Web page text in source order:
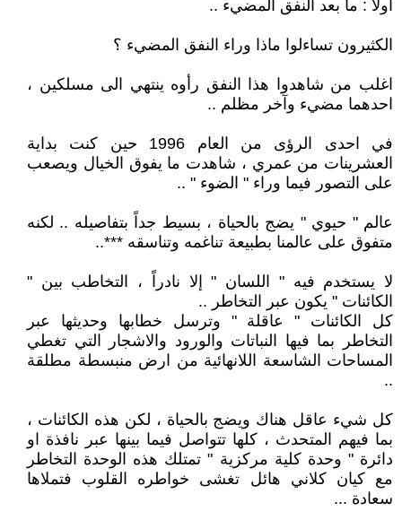
اولا : ما بعد النفق المضيء ..
الكثيرون تساءلوا ماذا وراء النفق المضيء ؟
اغلب من شاهدوا هذا النفق رأوه ينتهي الى مسلكين ،
احدهما مضيء وآخر مظلم ..
في احدى الرؤى من العام 1996 حين كنت بداية
العشرينات من عمري ، شاهدت ما يفوق الخيال ويصعب
على التصور فيما وراء " الضوء " ..
عالم " حيوي " يضج بالحياة ، بسيط جداً بتفاصيله .. لكنه
متفوق على عالمنا بطبيعة تناغمه وتناسقه ***..
لا يستخدم فيه " اللسان " إلا نادراً ، التخاطب بين "
الكائنات " يكون عبر التخاطر ..
كل الكائنات " عاقلة " وترسل خطابها وحديثها عبر
التخاطر بما فيها النباتات والورود والاشجار التي تغطي
المساحات الشاسعة اللانهائية من ارض منبسطة مطلقة
..
كل شيء عاقل هناك ويضج بالحياة ، لكن هذه الكائنات ،
بما فيهم المتحدث ، كلها تتواصل فيما بينها عبر نافذة او
دائرة " وحدة كلية مركزية " تمتلك هذه الوحدة التخاطر
مع كيان كلاني هائل تغشى خواطره القلوب فتملاها
سعادة ...